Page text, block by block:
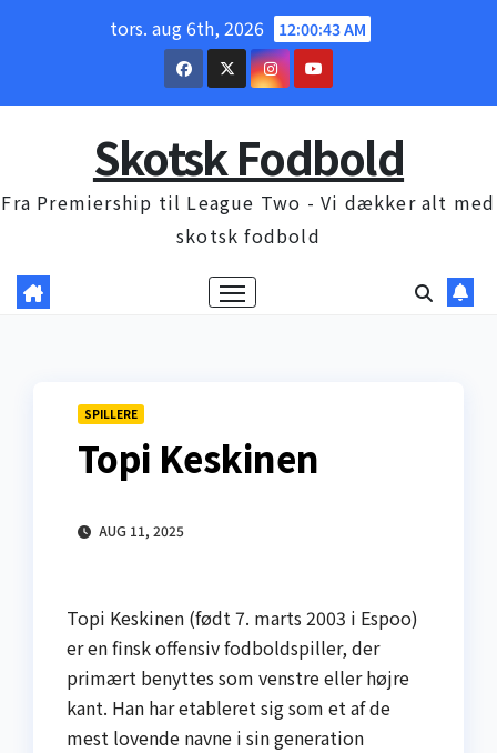
tors. aug 6th, 2026 12:00:45 AM
Skotsk Fodbold
Fra Premiership til League Two - Vi dækker alt med
skotsk fodbold
SPILLERE
Topi Keskinen
AUG 11, 2025
Topi Keskinen (født 7. marts 2003 i Espoo)
er en finsk offensiv fodboldspiller, der
primært benyttes som venstre eller højre
kant. Han har etableret sig som et af de
mest lovende navne i sin generation